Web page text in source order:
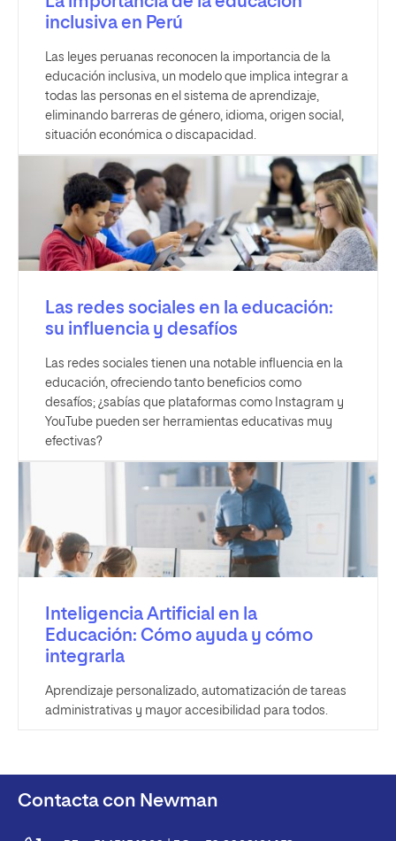
inclusiva en Perú
Las leyes peruanas reconocen la importancia de la
educación inclusiva, un modelo que implica integrar a
todas las personas en el sistema de aprendizaje,
eliminando barreras de género, idioma, origen social,
situación económica o discapacidad.
Las redes sociales en la educación:
su influencia y desafíos
Las redes sociales tienen una notable influencia en la
educación, ofreciendo tanto beneficios como
desafíos; ¿sabías que plataformas como Instagram y
YouTube pueden ser herramientas educativas muy
efectivas?
Inteligencia Artificial en la
Educación: Cómo ayuda y cómo
integrarla
Aprendizaje personalizado, automatización de tareas
administrativas y mayor accesibilidad para todos.
Contacta con Newman